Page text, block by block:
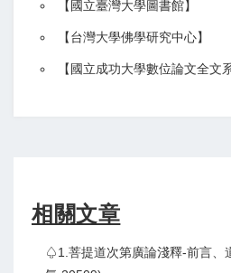
【 國立臺灣大學圖書館】
【台灣大學佛學研究中心】
【 國立成功大學數位論文全文
相關文章
♤1.菩提道次第廣論淺釋-前言、